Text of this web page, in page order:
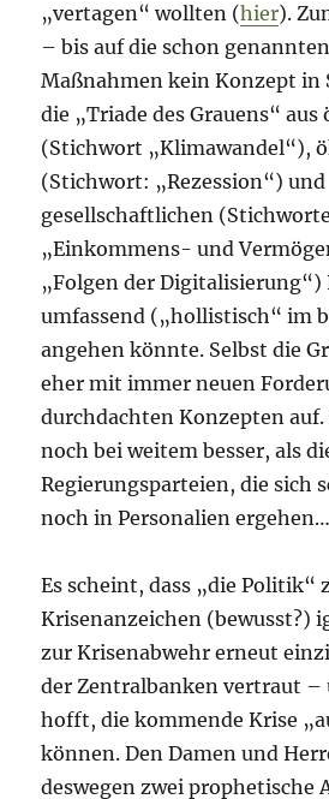
„vertagen“ wollten (hier).
– bis auf die schon
Maßnahmen kein Konzept in
die „Triade des Grauens“
(Stichwort „Klimawandel“),
(Stichwort: „Rezession“) und
gesellschaftlichen
„Einkommens- und
„Folgen der Digitalisierung“)
umfassend („hollistisch“ im
angehen könnte. Selbst die
eher mit immer neuen
durchdachten Konzepten auf.
noch bei weitem besser, als
Regierungsparteien, die sich
noch in Personalien ergehen…
Es scheint, dass „die Politik“
Krisenanzeichen (bewusst?)
zur Krisenabwehr erneut
der Zentralbanken vertraut –
hofft, die kommende Krise
können. Den Damen und
deswegen zwei prophetische